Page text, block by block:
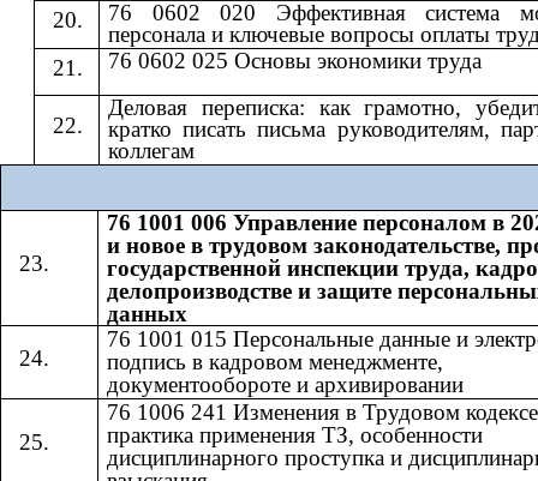
76 0602 020 Эффективная система
персонала и ключевые вопросы оплаты
76 0602 025 Основы экономики труда
Деловая переписка: как грамотно,
кратко писать письма руководителям,
коллегам
76 1001 006 Управление персоналом в
и новое в трудовом законодательстве,
государственной инспекции труда,
делопроизводстве и защите
данных
76 1001 015 Персональные данные и
подпись в кадровом менеджменте,
документообороте и архивировании
76 1006 241 Изменения в Трудовом
практика применения ТЗ, особенности
дисциплинарного проступка и